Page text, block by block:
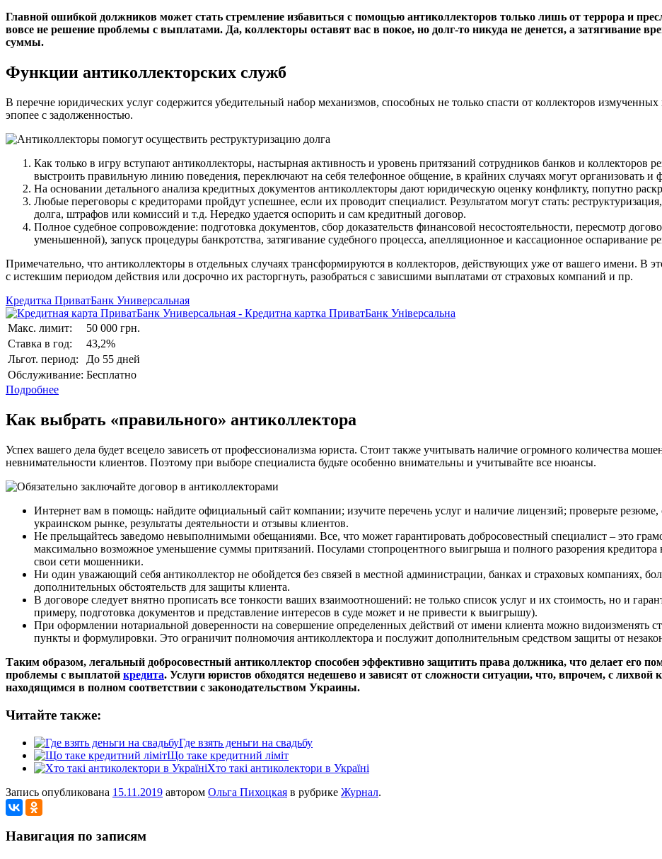
Главной ошибкой должников может стать стремление избавиться с помощью антиколлекторов только лишь от террора и
вовсе не решение проблемы с выплатами. Да, коллекторы оставят вас в покое, но долг-то никуда не денется, а затягивание
суммы.
Функции антиколлекторских служб
В перечне юридических услуг содержится убедительный набор механизмов, способных не только спасти от коллекторов
эпопее с задолженностью.
Как только в игру вступают антиколлекторы, настырная активность и уровень притязаний сотрудников банков и
выстроить правильную линию поведения, переключают на себя телефонное общение, в крайних случаях могут организовать и
На основании детального анализа кредитных документов антиколлекторы дают юридическую оценку конфликту, попутно
Любые переговоры с кредиторами пройдут успешнее, если их проводит специалист. Результатом могут стать:
долга, штрафов или комиссий и т.д. Нередко удается оспорить и сам кредитный договор.
Полное судебное сопровождение: подготовка документов, сбор доказательств финансовой несостоятельности, пересмотр
уменьшенной), запуск процедуры банкротства, затягивание судебного процесса, апелляционное и кассационное оспаривание
Примечательно, что антиколлекторы в отдельных случаях трансформируются в коллекторов, действующих уже от вашего имени. В
с истекшим периодом действия или досрочно их расторгнуть, разобраться с зависшими выплатами от страховых компаний и пр.
Кредитка ПриватБанк Универсальная
Макс. лимит:
50 000 грн.
Ставка в год:
43,2%
Льгот. период:
До 55 дней
Обслуживание: Бесплатно
Подробнее
Как выбрать «правильного» антиколлектора
Успех вашего дела будет всецело зависеть от профессионализма юриста. Стоит также учитывать наличие огромного количества
невнимательности клиентов. Поэтому при выборе специалиста будьте особенно внимательны и учитывайте все нюансы.
Интернет вам в помощь: найдите официальный сайт компании; изучите перечень услуг и наличие лицензий; проверьте
украинском рынке, результаты деятельности и отзывы клиентов.
Не прельщайтесь заведомо невыполнимыми обещаниями. Все, что может гарантировать добросовестный специалист – это
максимально возможное уменьшение суммы притязаний. Посулами стопроцентного выигрыша и полного разорения кредитора
свои сети мошенники.
Ни один уважающий себя антиколлектор не обойдется без связей в местной администрации, банках и страховых компаниях,
дополнительных обстоятельств для защиты клиента.
В договоре следует внятно прописать все тонкости ваших взаимоотношений: не только список услуг и их стоимость, но и
примеру, подготовка документов и представление интересов в суде может и не привести к выигрышу).
При оформлении нотариальной доверенности на совершение определенных действий от имени клиента можно видоизменять
пункты и формулировки. Это ограничит полномочия антиколлектора и послужит дополнительным средством защиты от
Таким образом, легальный добросовестный антиколлектор способен эффективно защитить права должника, что делает его
проблемы с выплатой кредита. Услуги юристов обходятся недешево и зависят от сложности ситуации, что, впрочем, с
находящимся в полном соответствии с законодательством Украины.
Читайте также:
Где взять деньги на свадьбу
Що таке кредитний ліміт
Хто такі антиколектори в Україні
Запись опубликована 15.11.2019 автором Ольга Пихоцкая в рубрике Журнал.
Навигация по записям